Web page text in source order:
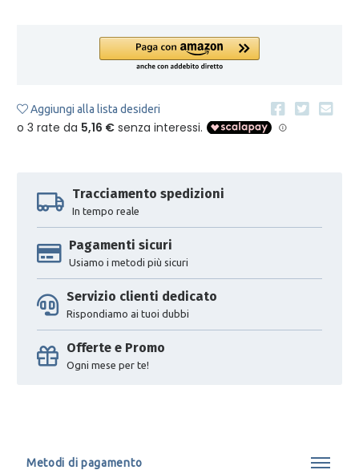
Aggiungi alla lista desideri
Tracciamento spedizioni
In tempo reale
Pagamenti sicuri
Usiamo i metodi più sicuri
Servizio clienti dedicato
Rispondiamo ai tuoi dubbi
Offerte e Promo
Ogni mese per te!
Metodi di pagamento